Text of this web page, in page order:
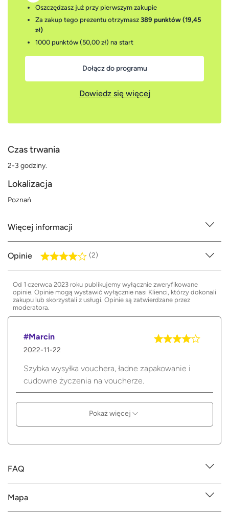
Oszczędzasz już przy pierwszym zakupie
Za zakup tego prezentu otrzymasz 389 punktów (19,45
zł)
1000 punktów (50,00 zł) na start
Dołącz do programu
Dowiedz się więcej
Czas trwania
2-3 godziny.
Lokalizacja
Poznań
Więcej informacji
Opinie (2)
Od 1 czerwca 2023 roku publikujemy wyłącznie zweryfikowane
opinie. Opinie mogą wystawić wyłącznie nasi Klienci, którzy dokonali
zakupu lub skorzystali z usługi. Opinie są zatwierdzane przez
moderatora.
#Marcin
2022-11-22
Szybka wysyłka vouchera, ładne zapakowanie i
cudowne życzenia na voucherze.
Pokaż więcej
FAQ
Mapa